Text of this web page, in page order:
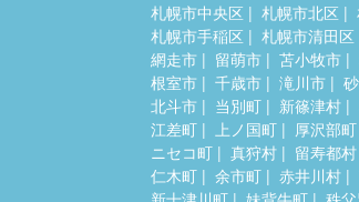
札幌市中央区 札幌市北区
札幌市手稲区
札幌市清田区
網走市
留萌市 苫小牧市
根室市
千歳市 滝川市
北斗市
当別町 新篠津村
江差町
上ノ国町 厚沢部町
ニセコ町
真狩村 留寿都村
仁木町
余市町 赤井川村